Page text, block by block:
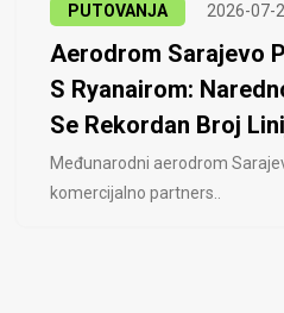
PUTOVANJA 2026-07-
Aerodrom Sarajevo
S Ryanairom:
Se Rekordan Broj
Međunarodni aerodrom
komercijalno partners..